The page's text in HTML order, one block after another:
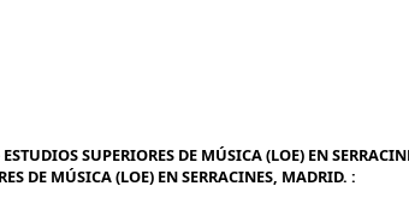
SUPERIORES DE MÚSICA (LOE) EN
DE MÚSICA (LOE) EN SERRACINES, MADRID. :